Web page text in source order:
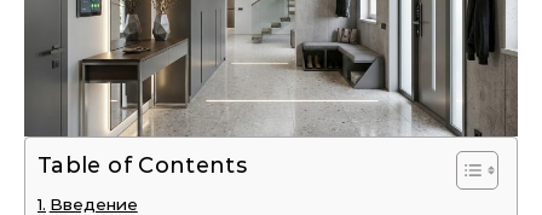
Table of Contents
Введение